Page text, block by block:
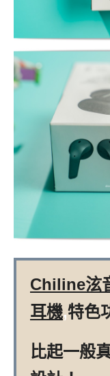
Chiline泫
耳機,特色
比起一般